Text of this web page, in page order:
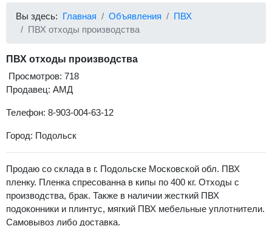
Вы здесь: Главная Объявления
ПВХ
ПВХ отходы производства
ПВХ отходы производства
Просмотров: 718
Продавец: АМД
Телефон: 8-903-004-63-12
Город: Подольск
Продаю со склада в г. Подольске Московской обл. ПВХ
пленку. Пленка спресованна в кипы по 400 кг. Отходы с
производства, брак. Также в наличии жесткий ПВХ
подоконники и плинтус, мягкий ПВХ мебельные уплотнители.
Самовывоз либо доставка.